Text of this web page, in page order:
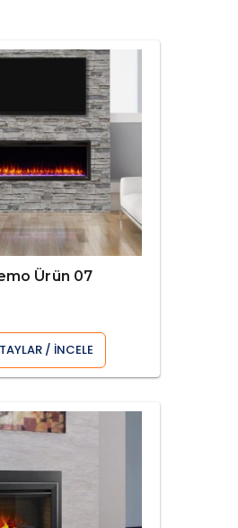
Ürün 07
/ İNCELE